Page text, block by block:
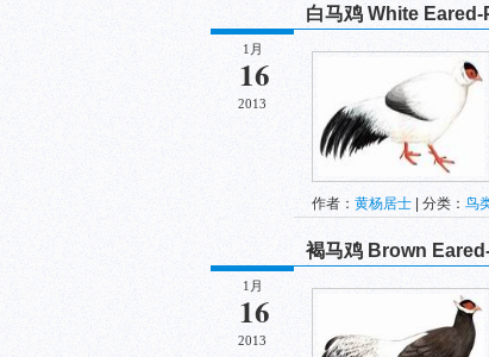
1月
16
2013
白马鸡 White
作者： 黄杨居士 | 分类： 鸟
1月
16
2013
褐马鸡 Brown